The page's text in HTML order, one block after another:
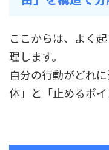
ここからは、よく
理します。
自分の行動がどれ
体」と「止めるポ